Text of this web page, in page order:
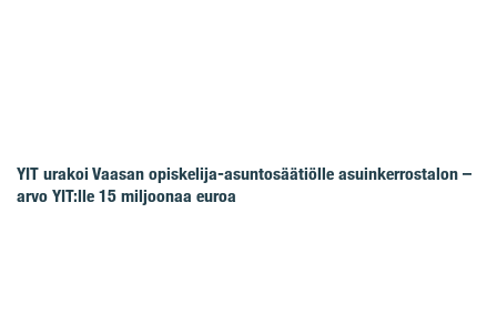
YIT urakoi Vaasan opiskelija-asuntosäätiölle asuinkerrostalon –
arvo YIT:lle 15 miljoonaa euroa